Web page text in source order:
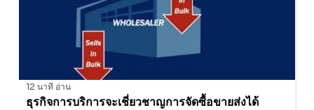
12 นาที อ่าน
ธุรกิจการบริการจะเชี่ยวชาญการจัดซื้อขายส่งได้